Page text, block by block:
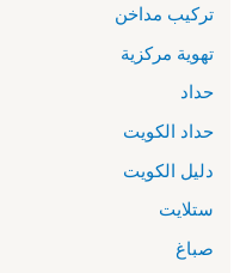
تركيب مداخن
تهوية مركزية
حداد
حداد الكويت
دليل الكويت
ستلايت
صباغ